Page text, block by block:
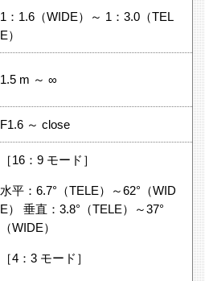
1：1.6（WIDE）～ 1：3.0（TEL
E）
1.5 m ～ ∞
F1.6 ～ close
［16：9 モード］
水平：6.7°（TELE）～62°（WID
E） 垂直：3.8°（TELE）～37°
（WIDE）
［4：3 モード］